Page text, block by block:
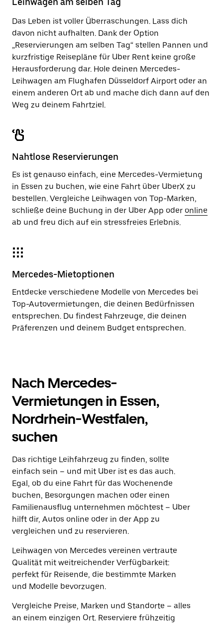
zu
Das Leben ist voller Überraschungen. Lass dich
davon nicht aufhalten. Dank der Option
„Reservierungen am selben Tag“ stellen Pannen und
kurzfristige Reisepläne für Uber Rent keine große
Herausforderung dar. Hole deinen Mercedes-
Leihwagen am Flughafen Düsseldorf Airport oder an
einem anderen Ort ab und mache dich dann auf den
Weg zu deinem Fahrtziel.
Nahtlose Reservierungen
Es ist genauso einfach, eine Mercedes-Vermietung
in Essen zu buchen, wie eine Fahrt über UberX zu
bestellen. Vergleiche Leihwagen von Top-Marken,
schließe deine Buchung in der Uber App oder online
ab und freu dich auf ein stressfreies Erlebnis.
Mercedes-Mietoptionen
Entdecke verschiedene Modelle von Mercedes bei
Top-Autovermietungen, die deinen Bedürfnissen
entsprechen. Du findest Fahrzeuge, die deinen
Präferenzen und deinem Budget entsprechen.
Nach Mercedes-
Vermietungen in Essen,
Nordrhein-Westfalen,
suchen
Das richtige Leihfahrzeug zu finden, sollte
einfach sein – und mit Uber ist es das auch.
Egal, ob du eine Fahrt für das Wochenende
buchen, Besorgungen machen oder einen
Familienausflug unternehmen möchtest – Uber
hilft dir, Autos online oder in der App zu
vergleichen und zu reservieren.
Leihwagen von Mercedes vereinen vertraute
Qualität mit weitreichender Verfügbarkeit:
perfekt für Reisende, die bestimmte Marken
und Modelle bevorzugen.
Vergleiche Preise, Marken und Standorte – alles
an einem einzigen Ort. Reserviere frühzeitig